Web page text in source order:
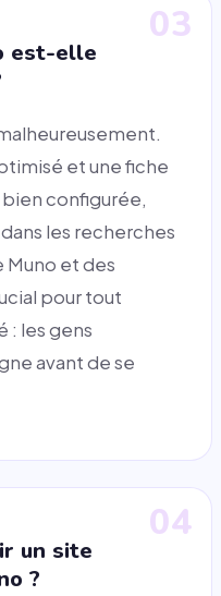
03
est-elle
et une fiche
configurée,
les recherches
Muno et des
pour tout
: les gens
avant de se
04
un site
?